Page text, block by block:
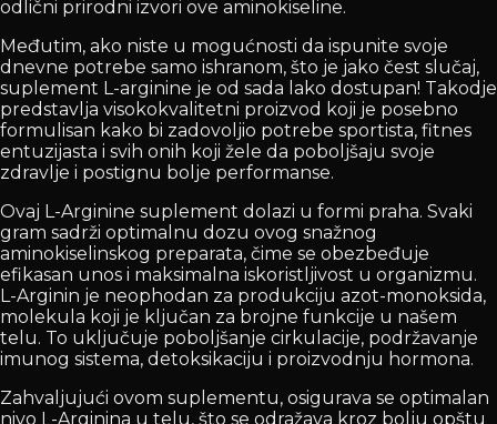
odlični prirodni izvori ove aminokiseline.
Međutim, ako niste u mogućnosti da ispunite svoje
dnevne potrebe samo ishranom, što je jako čest slučaj,
suplement L-arginine je od sada lako dostupan! Takodje
predstavlja visokokvalitetni proizvod koji je posebno
formulisan kako bi zadovoljio potrebe sportista, fitnes
entuzijasta i svih onih koji žele da poboljšaju svoje
zdravlje i postignu bolje performanse.
Ovaj L-Arginine suplement dolazi u formi praha. Svaki
gram sadrži optimalnu dozu ovog snažnog
aminokiselinskog preparata, čime se obezbeđuje
efikasan unos i maksimalna iskoristljivost u organizmu.
L-Arginin je neophodan za produkciju azot-monoksida,
molekula koji je ključan za brojne funkcije u našem
telu. To uključuje poboljšanje cirkulacije, podržavanje
imunog sistema, detoksikaciju i proizvodnju hormona.
Zahvaljujući ovom suplementu, osigurava se optimalan
nivo L-Arginina u telu, što se odražava kroz bolju opštu